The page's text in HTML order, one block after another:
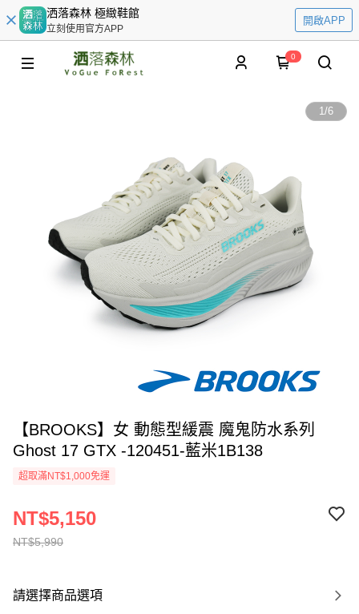
洒落森林 極緻鞋館
立刻使用官方APP
開啟APP
0
1/6
【BROOKS】女 動態型緩震 魔鬼防水系列
Ghost 17 GTX -120451-藍米1B138
超取滿NT$1,000免運
NT$5,990
NT$5,150
請選擇商品選項